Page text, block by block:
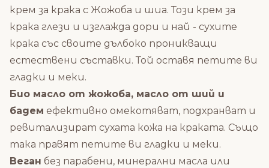
крем за крака с Жожоба и шиа. Този крем за
крака глези и изглажда дори и най - сухите
крака със своите дълбоко проникващи
естествени съставки. Той оставя петите ви
гладки и меки.
Био масло от жожоба, масло от ший и
бадем ефективно омекотяват, подхранват и
ревитализират сухата кожа на краката. Също
така правят петите ви гладки и меки.
Веган без парабени, минерални масла или